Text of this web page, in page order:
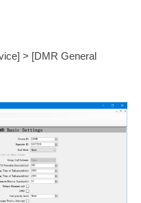
> [DMR General